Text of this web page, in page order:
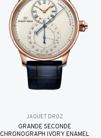
JAQUET DROZ
GRANDE SECONDE
CHRONOGRAPH IVORY ENAMEL